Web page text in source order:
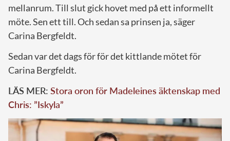
mellanrum. Till slut gick hovet med på ett informellt
möte. Sen ett till. Och sedan sa prinsen ja, säger
Carina Bergfeldt.
Sedan var det dags för för det kittlande mötet för
Carina Bergfeldt.
LÄS MER: Stora oron för Madeleines äktenskap med
Chris: ”Iskyla”